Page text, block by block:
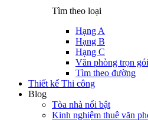
Tìm theo loại
Hạng A
Hạng B
Hạng C
Văn phòng trọn gói
Tìm theo đường
Thiết kế Thi công
Blog
Tòa nhà nổi bật
Kinh nghiệm thuê văn